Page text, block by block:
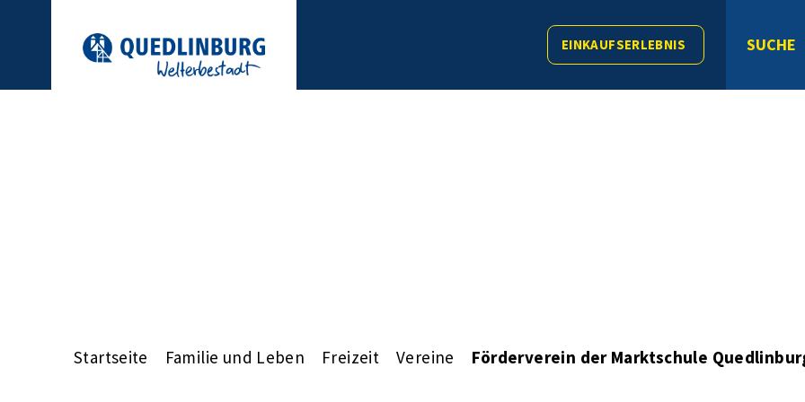
EINKAUFSERLEBNIS SUCHE
Startseite Familie und Leben Freizeit Vereine Förderverein der Marktschule